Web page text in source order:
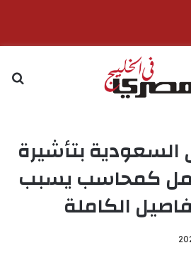
بتأشيرة
كمحاسب يسبب
الكاملة